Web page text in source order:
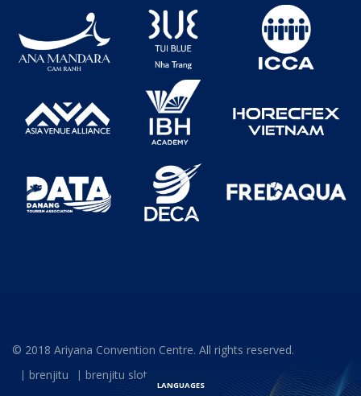
© 2018 Ariyana Convention Centre. All rights reserved.
brenjitu
brenjitu slot
LANGUAGES